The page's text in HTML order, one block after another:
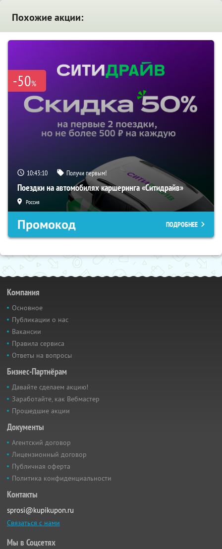
Похожие акции:
-50%
10:43:09 Получи первым!
Поездки на автомобилях каршеринга «Ситидрайв»
Россия
Промокод ПОДРОБНЕЕ
Компания
Основное
Публикации о нас
Вакансии
Правила сервиса
Ответы на вопросы
Бизнес-Партнёрам
Давайте сделаем акцию!
Заработайте, как Вебмастер
Прошедшие акции
Документы
Агентский договор
Лицензионный договор
Публичная оферта
Политика конфиденциальности
Контакты
sprosi@kupikupon.ru
Связаться с нами
Мы в Соцсетях